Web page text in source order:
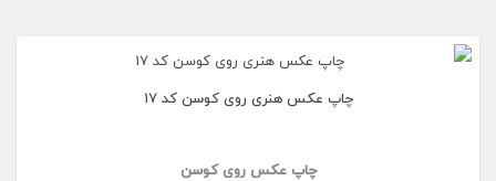
چاپ عکس هنری روی کوسن کد ۱۷
چاپ عکس روی کوسن